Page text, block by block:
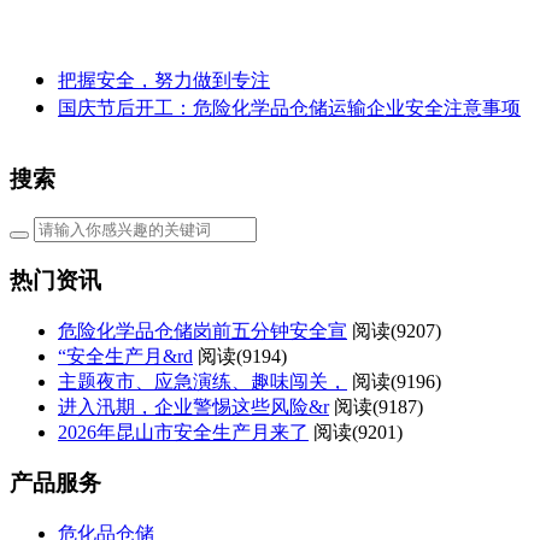
把握安全，努力做到专注
国庆节后开工：危险化学品仓储运输企业安全注意事项
搜索
热门资讯
危险化学品仓储岗前五分钟安全宣 阅读(9207)
“安全生产月&rd 阅读(9194)
主题夜市、应急演练、趣味闯关，
阅读(9196)
进入汛期，企业警惕这些风险&r 阅读(9187)
2026年昆山市安全生产月来了 阅读(9201)
产品服务
危化品仓储